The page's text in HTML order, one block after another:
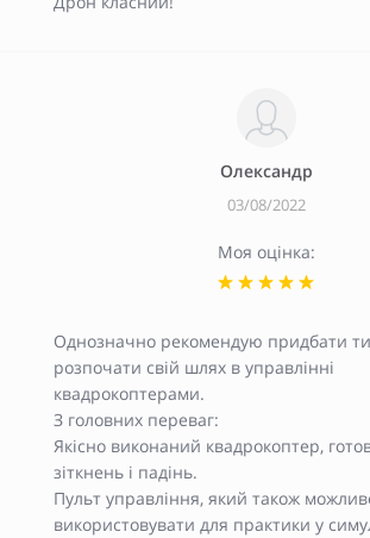
Олександр
03/08/2022
Моя оцінка:
Однозначно рекомендую придбати
розпочати свій шлях в управлінні
квадрокоптерами.
З головних переваг:
Якісно виконаний квадрокоптер,
зіткнень і падінь.
Пульт управління, який також
використовувати для практики у